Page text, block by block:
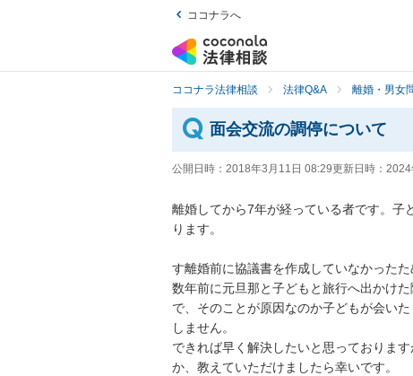
ココナラへ
ココナラ法律相談 法律Q&A 離婚・男女
面会交流の調停について
公開日時： 2018年3月11日 08:29更新日時： 2024
離婚してから7年が経っている者です。子
ります。
す離婚前に協議書を作成していなかった
数年前に元旦那と子どもと旅行へ出かけ
で、そのことが原因なのか子どもが会い
しません。
できれば早く解決したいと思っておりま
か、教えていただけましたら幸いです。